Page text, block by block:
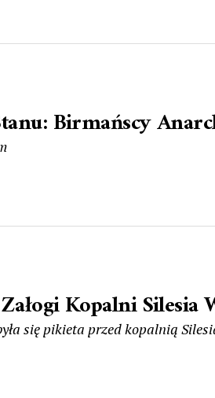
Birmańscy
Kopalni Silesia
się pikieta przed kopalnią